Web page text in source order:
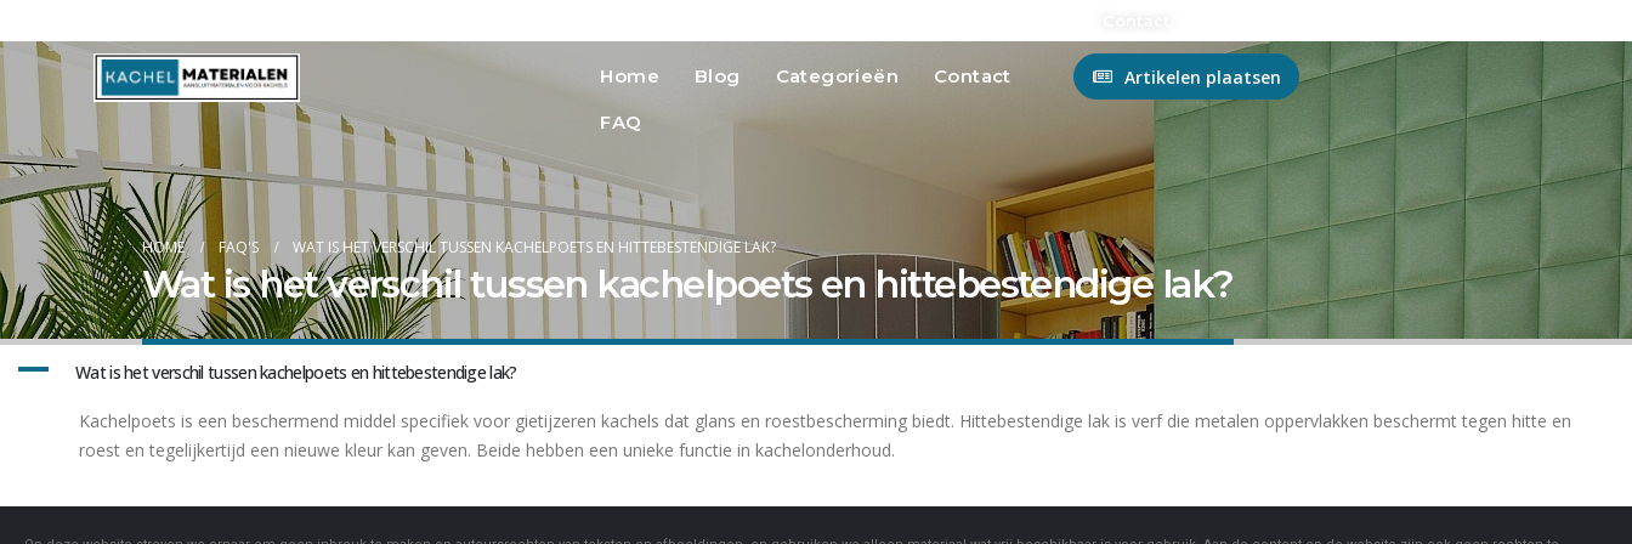
Home Blog Categorieën
Contact
FAQ
Artikelen plaatsen
HOME FAQ'S WAT IS HET VERSCHIL TUSSEN KACHELPOETS EN HITTEBESTENDIGE LAK?
Wat is het verschil tussen kachelpoets en hittebestendige lak?
A Wat is het verschil tussen kachelpoets en hittebestendige lak?
Kachelpoets is een beschermend middel specifiek voor gietijzeren kachels dat glans en roestbescherming biedt. Hittebestendige lak is verf die metalen oppervlakken beschermt tegen hitte en
roest en tegelijkertijd een nieuwe kleur kan geven. Beide hebben een unieke functie in kachelonderhoud.